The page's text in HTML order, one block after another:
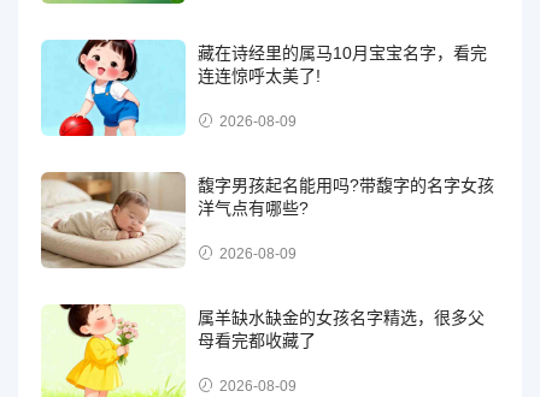
藏在诗经里的属马10月宝宝名字，看完
连连惊呼太美了!
2026-08-09
馥字男孩起名能用吗?带馥字的名字女孩
洋气点有哪些?
2026-08-09
属羊缺水缺金的女孩名字精选，很多父
母看完都收藏了
2026-08-09